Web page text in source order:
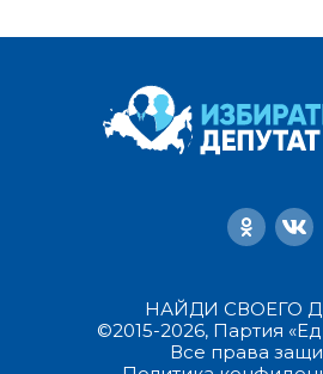
НАЙДИ СВОЕГО
©2015-2026, Партия
Все права